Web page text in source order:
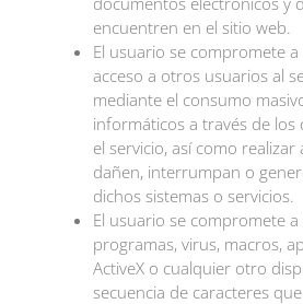
encuentren en el sitio web.
El usuario se compromete
acceso a otros usuarios al
mediante el consumo
informáticos a través de los
el servicio, así como realizar
dañen, interrumpan o
dichos sistemas o servicios.
El usuario se compromete
programas, virus, macros,
ActiveX o cualquier otro
secuencia de caracteres